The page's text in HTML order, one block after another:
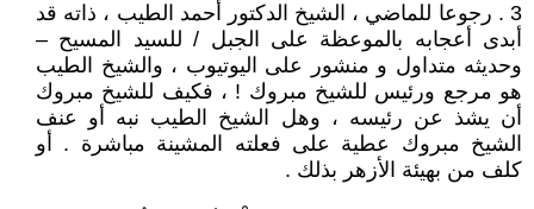
3 . رجوعا للماضي ، الشيخ الدكتور أحمد الطيب ، ذاته قد
أبدى أعجابه بالموعظة على الجبل / للسيد المسيح –
وحديثه متداول و منشور على اليوتيوب ، والشيخ الطيب
هو مرجع ورئيس للشيخ مبروك ! ، فكيف للشيخ مبروك
أن يشذ عن رئيسه ، وهل الشيخ الطيب نبه أو عنف
الشيخ مبروك عطية على فعلته المشينة مباشرة . أو
كلف من بهيئة الأزهر بذلك .